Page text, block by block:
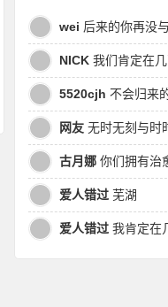
wei 后来的你再没与我有关联，可是后来我的时
NICK 我们肯定在几百年前就说过爱，今生却错过。
5520cjh 不会归来的不
网友 无时无刻与时
古月娜 你们拥有治愈人心的力
爱人错过 芜湖
爱人错过 我肯定在几百年前就说过爱你，只是你忘了，我也记不起。我肯定在几